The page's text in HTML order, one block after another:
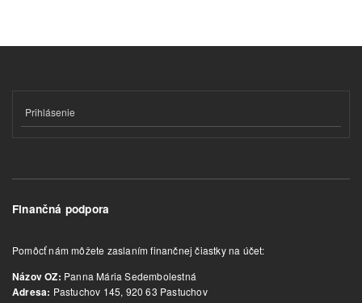
Prihlásenie
Finančná podpora
Pomôcť nám môžete zaslaním finančnej čiastky na účet:
Názov OZ: Panna Mária Sedembolestná
Adresa: Pastuchov 145, 920 63 Pastuchov